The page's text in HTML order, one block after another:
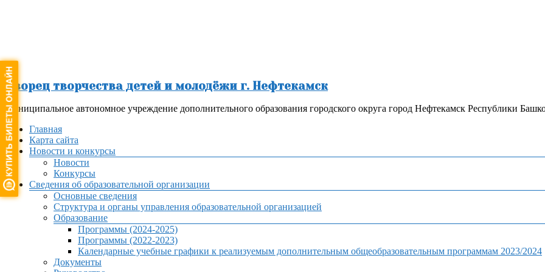
Дворец творчества детей и молодёжи г. Нефтекамск
Муниципальное автономное учреждение дополнительного образования городского округа город Нефтекамск Республики
МенюГлавная
Карта сайта
Новости и конкурсы
Новости
Конкурсы
Сведения об образовательной организации
Основные сведения
Структура и органы управления образовательной организацией
Образование
Программы (2024-2025)
Программы (2022-2023)
Календарные учебные графики к реализуемым дополнительным общеобразовательным программам 2023/2024
Документы